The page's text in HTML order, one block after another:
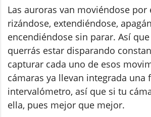
Las auroras van moviéndose por
rizándose, extendiéndose,
encendiéndose sin parar. Así
querrás estar disparando
capturar cada uno de esos
cámaras ya llevan integrada una
intervalómetro, así que si tu
ella, pues mejor que mejor.